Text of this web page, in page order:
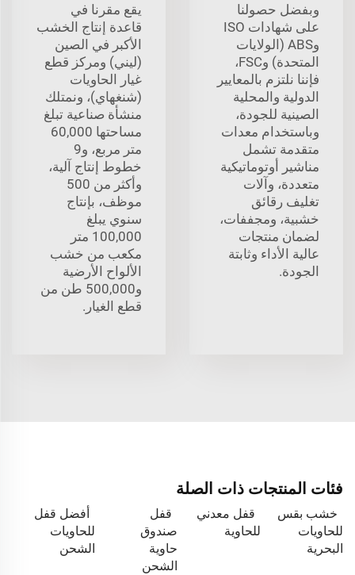
وبفضل حصولنا
على شهادات ISO
وABS (الولايات
المتحدة) وFSC،
فإننا نلتزم بالمعايير
الدولية والمحلية
الصينية للجودة،
وباستخدام معدات
متقدمة تشمل
مناشير أوتوماتيكية
متعددة، وآلات
تغليف رقائق
خشبية، ومجففات،
لضمان منتجات
عالية الأداء وثابتة
الجودة.
يقع مقرنا في
قاعدة إنتاج الخشب
الأكبر في الصين
(ليني) ومركز قطع
غيار الحاويات
(شنغهاي)، ونمتلك
منشأة صناعية تبلغ
مساحتها 60,000
متر مربع، و9
خطوط إنتاج آلية،
وأكثر من 500
موظف، بإنتاج
سنوي يبلغ
100,000 متر
مكعب من خشب
الألواح الأرضية
و500,000 طن من
قطع الغيار.
فئات المنتجات ذات الصلة
خشب بقس
للحاويات
البحرية
قفل معدني
للحاوية
قفل
صندوق
حاوية
الشحن
أفضل قفل
للحاويات
الشحن